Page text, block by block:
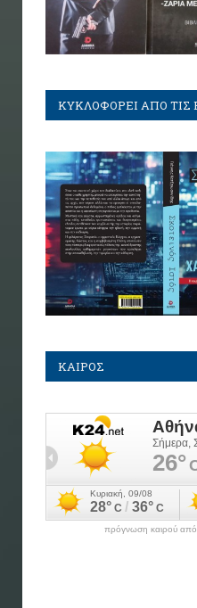
ΚΥΚΛΟΦΟΡΕΙ ΑΠΟ ΤΙΣ
ΚΑΙΡΟΣ
πρόγνωση καιρού